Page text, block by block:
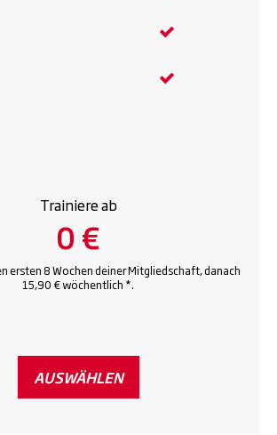
Trainiere ab
0 €
ersten 8 Wochen deiner Mitgliedschaft, danach
15,90 € wöchentlich *.
AUSWÄHLEN